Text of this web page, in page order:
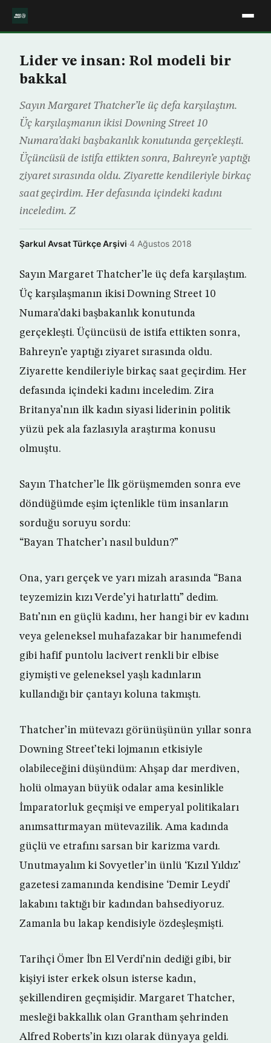
Lider ve insan: Rol modeli bir
bakkal
Sayın Margaret Thatcher’le üç defa karşılaştım.
Üç karşılaşmanın ikisi Downing Street 10
Numara’daki başbakanlık konutunda gerçekleşti.
Üçüncüsü de istifa ettikten sonra, Bahreyn’e yaptığı
ziyaret sırasında oldu. Ziyarette kendileriyle birkaç
saat geçirdim. Her defasında içindeki kadını
inceledim. Z
Şarkul Avsat Türkçe Arşivi·4 Ağustos 2018
Sayın Margaret Thatcher’le üç defa karşılaştım.
Üç karşılaşmanın ikisi Downing Street 10
Numara’daki başbakanlık konutunda
gerçekleşti. Üçüncüsü de istifa ettikten sonra,
Bahreyn’e yaptığı ziyaret sırasında oldu.
Ziyarette kendileriyle birkaç saat geçirdim. Her
defasında içindeki kadını inceledim. Zira
Britanya’nın ilk kadın siyasi liderinin politik
yüzü pek ala fazlasıyla araştırma konusu
olmuştu.
Sayın Thatcher’le İlk görüşmemden sonra eve
döndüğümde eşim içtenlikle tüm insanların
sorduğu soruyu sordu:
“Bayan Thatcher’ı nasıl buldun?”
Ona, yarı gerçek ve yarı mizah arasında “Bana
teyzemizin kızı Verde’yi hatırlattı” dedim.
Batı’nın en güçlü kadını, her hangi bir ev kadını
veya geleneksel muhafazakar bir hanımefendi
gibi hafif puntolu lacivert renkli bir elbise
giymişti ve geleneksel yaşlı kadınların
kullandığı bir çantayı koluna takmıştı.
Thatcher’in mütevazı görünüşünün yıllar sonra
Downing Street’teki lojmanın etkisiyle
olabileceğini düşündüm: Ahşap dar merdiven,
holü olmayan büyük odalar ama kesinlikle
İmparatorluk geçmişi ve emperyal politikaları
anımsattırmayan mütevazilik. Ama kadında
güçlü ve etrafını sarsan bir karizma vardı.
Unutmayalım ki Sovyetler’in ünlü ‘Kızıl Yıldız’
gazetesi zamanında kendisine ‘Demir Leydi’
lakabını taktığı bir kadından bahsediyoruz.
Zamanla bu lakap kendisiyle özdeşleşmişti.
Tarihçi Ömer İbn El Verdi’nin dediği gibi, bir
kişiyi ister erkek olsun isterse kadın,
şekillendiren geçmişidir. Margaret Thatcher,
mesleği bakkallık olan Grantham şehrinden
Alfred Roberts’in kızı olarak dünyaya geldi.